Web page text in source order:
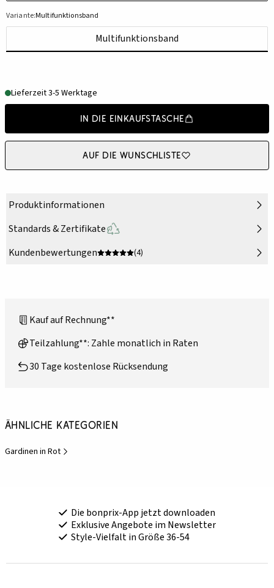
Variante:Multifunktionsband
Multifunktionsband
Lieferzeit 3-5 Werktage
In die Einkaufstasche
Auf die Wunschliste
Produktinformationen
Standards & Zertifikate
Kundenbewertungen
(4)
Kauf auf Rechnung**
Teilzahlung**: Zahle monatlich in Raten
30 Tage kostenlose Rücksendung
Ähnliche Kategorien
Gardinen in Rot
Die bonprix-App jetzt downloaden
Exklusive Angebote im Newsletter
Style-Vielfalt in Größe 36-54